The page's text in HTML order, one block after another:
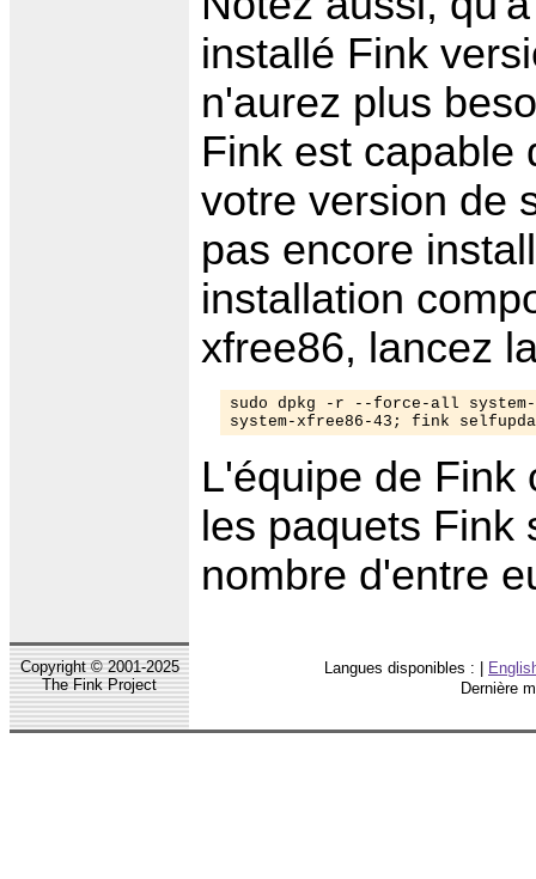
installé Fink
n'aurez plus
Fink est capable
votre version de
pas encore
installation
xfree86, lancez
sudo dpkg -r --force-all
system-xfree86-43; fink
L'équipe de Fink
les paquets
nombre d'entre
Copyright © 2001-2025
The Fink Project
Langues disponibles : |
Dernière